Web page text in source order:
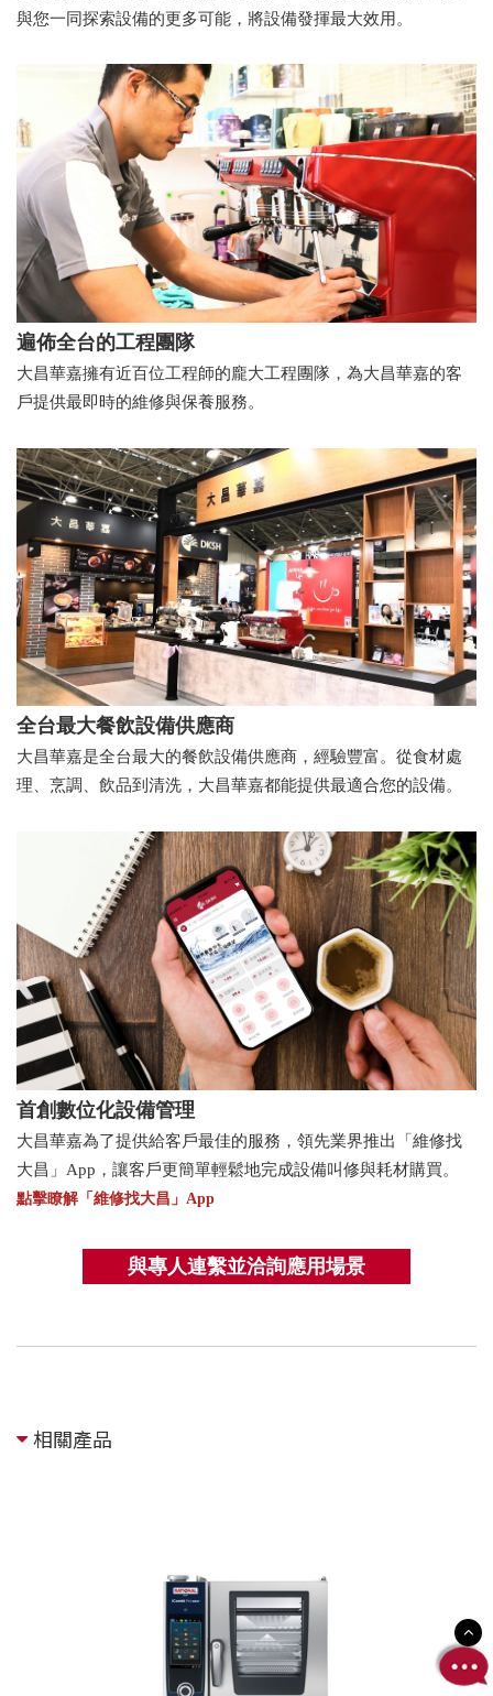
與您一同探索設備的更多可能，將設備發揮最大效用。
遍佈全台的工程團隊
大昌華嘉擁有近百位工程師的龐大工程團隊，為大昌華嘉的客
戶提供最即時的維修與保養服務。
全台最大餐飲設備供應商
大昌華嘉是全台最大的餐飲設備供應商，經驗豐富。從食材處
理、烹調、飲品到清洗，大昌華嘉都能提供最適合您的設備。
首創數位化設備管理
大昌華嘉為了提供給客戶最佳的服務，領先業界推出「維修找
大昌」App，讓客戶更簡單輕鬆地完成設備叫修與耗材購買。
點擊瞭解「維修找大昌」App
與專人連繫並洽詢應用場景
相關產品